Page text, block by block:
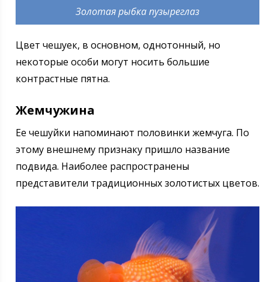
Золотая рыбка пузыреглаз
Цвет чешуек, в основном, однотонный, но
некоторые особи могут носить большие
контрастные пятна.
Жемчужина
Ее чешуйки напоминают половинки жемчуга. По
этому внешнему признаку пришло название
подвида. Наиболее распространены
представители традиционных золотистых цветов.